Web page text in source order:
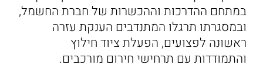
במתחם ההדרכות וההכשרות של חברת החשמל,
ובמסגרתו תרגלו המתנדבים הענקת עזרה
ראשונה לפצועים, הפעלת ציוד חילוץ
והתמודדות עם תרחישי חירום מורכבים.